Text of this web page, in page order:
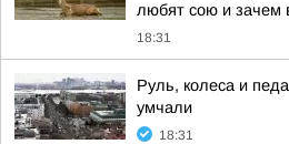
любят сою и зачем
18:31
Руль, колеса и
умчали
18:31